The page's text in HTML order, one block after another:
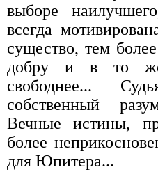
выборе
всегда
существо, тем
добру и в то
свободнее...
собственный
Вечные истины,
более
для Юпитера...